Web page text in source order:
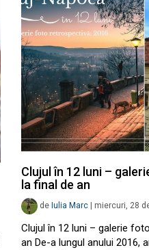
Clujul în 12 luni –
la final de an
de Iulia Marc miercuri, 28
Clujul în 12 luni – galerie
an De-a lungul anului 2016,